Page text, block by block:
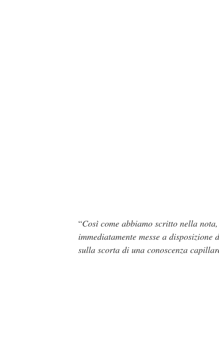
“Così come abbiamo scritto nella
immediatamente messe a
sulla scorta di una conoscenza